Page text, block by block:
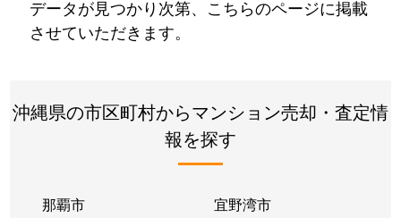
データが見つかり次第、こちらのページに掲載
させていただきます。
沖縄県の市区町村からマンション売却・査定情
報を探す
那覇市 宜野湾市